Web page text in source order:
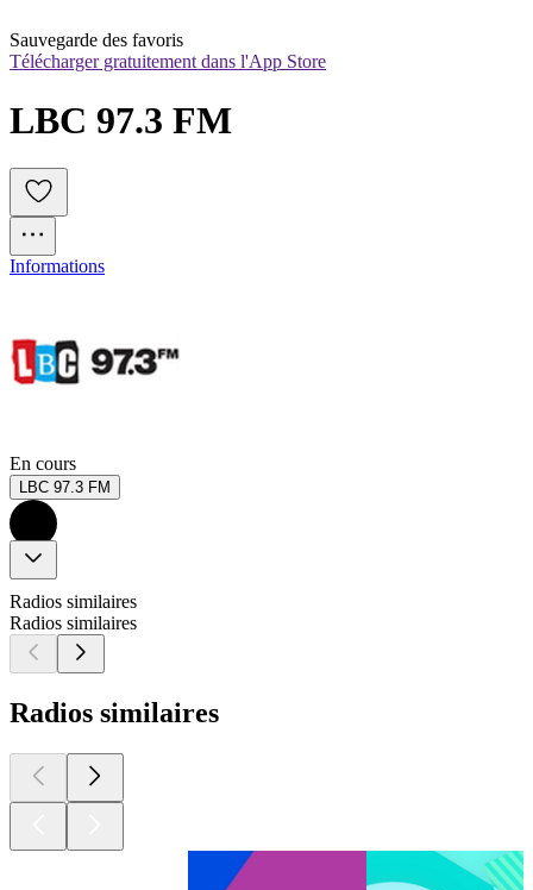
Sauvegarde des favoris
Télécharger gratuitement dans l'App Store
LBC 97.3 FM
Informations
En cours
LBC 97.3 FM
Radios similaires
Radios similaires
Radios similaires